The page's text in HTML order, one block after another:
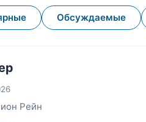
Обсуждаемые
Рейн